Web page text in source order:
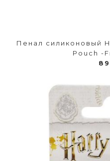
Пенал силиконовый
Pouch -